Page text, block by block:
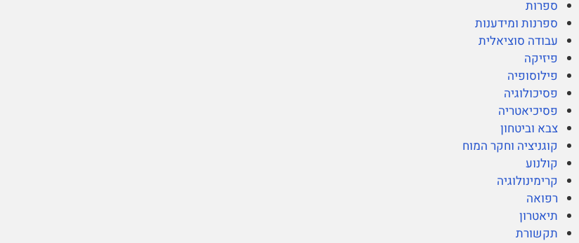
ספרות
ספרנות ומידענות
עבודה סוציאלית
פיזיקה
פילוסופיה
פסיכולוגיה
פסיכיאטריה
צבא וביטחון
קוגניציה וחקר המוח
קולנוע
קרימינולוגיה
רפואה
תיאטרון
תקשורת